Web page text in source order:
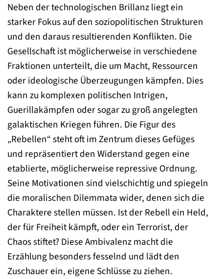
Neben der technologischen Brillanz liegt ein
starker Fokus auf den soziopolitischen Strukturen
und den daraus resultierenden Konflikten. Die
Gesellschaft ist möglicherweise in verschiedene
Fraktionen unterteilt, die um Macht, Ressourcen
oder ideologische Überzeugungen kämpfen. Dies
kann zu komplexen politischen Intrigen,
Guerillakämpfen oder sogar zu groß angelegten
galaktischen Kriegen führen. Die Figur des
„Rebellen“ steht oft im Zentrum dieses Gefüges
und repräsentiert den Widerstand gegen eine
etablierte, möglicherweise repressive Ordnung.
Seine Motivationen sind vielschichtig und spiegeln
die moralischen Dilemmata wider, denen sich die
Charaktere stellen müssen. Ist der Rebell ein Held,
der für Freiheit kämpft, oder ein Terrorist, der
Chaos stiftet? Diese Ambivalenz macht die
Erzählung besonders fesselnd und lädt den
Zuschauer ein, eigene Schlüsse zu ziehen.